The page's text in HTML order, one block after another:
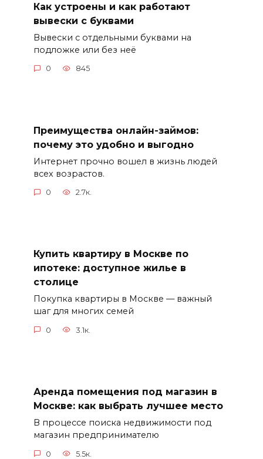
Как устроены и как работают
вывески с буквами
Вывески с отдельными буквами на
подложке или без неё
0 845
Преимущества онлайн-займов:
почему это удобно и выгодно
Интернет прочно вошел в жизнь людей
всех возрастов.
0 2.7к.
Купить квартиру в Москве по
ипотеке: доступное жилье в
столице
Покупка квартиры в Москве — важный
шаг для многих семей
0 3.1к.
Аренда помещения под магазин в
Москве: как выбрать лучшее место
В процессе поиска недвижимости под
магазин предпринимателю
0 5.5к.